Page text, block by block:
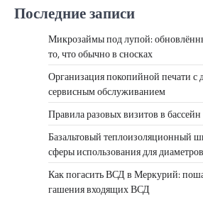
Последние записи
Микрозаймы под лупой:
то, что обычно в сносках
Организация покопийной печати с
сервисным обслуживанием
Правила разовых визитов в бассейн
Базальтовый теплоизоляционный
сферы использования для
Как погасить ВСД в Меркурий:
гашения входящих ВСД